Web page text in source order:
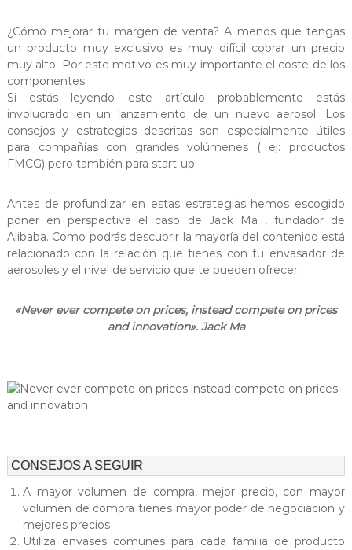
o
s
o
e
s
–
o
e
r
s
a
e
r
o
S
A
U
l
e
s
s
d
e
1
¿Cómo mejorar tu margen de venta? A menos que tengas
un producto muy exclusivo es muy difícil cobrar un precio
muy alto. Por este motivo es muy importante el coste de los
componentes.
Si estás leyendo este artículo probablemente estás
involucrado en un lanzamiento de un nuevo aerosol. Los
consejos y estrategias descritas son especialmente útiles
para compañías con grandes volúmenes ( ej: productos
FMCG) pero también para start-up.
Antes de profundizar en estas estrategias hemos escogido
poner en perspectiva el caso de Jack Ma , fundador de
Alibaba. Como podrás descubrir la mayoría del contenido está
relacionado con la relación que tienes con tu envasador de
aerosoles y el nivel de servicio que te pueden ofrecer.
«Never ever compete on prices, instead compete on prices
and innovation». Jack Ma
CONSEJOS A SEGUIR
A mayor volumen de compra, mejor precio, con mayor
volumen de compra tienes mayor poder de negociación y
mejores precios
Utiliza envases comunes para cada familia de producto